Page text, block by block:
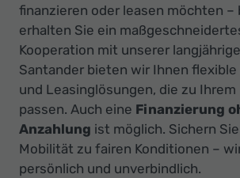
finanzieren oder leasen möchten
erhalten Sie ein
Kooperation mit unserer
Santander bieten wir Ihnen
und Leasinglösungen, die zu Ihrem
passen. Auch eine Finanzierung
Anzahlung ist möglich. Sichern
Mobilität zu fairen Konditionen –
persönlich und unverbindlich.